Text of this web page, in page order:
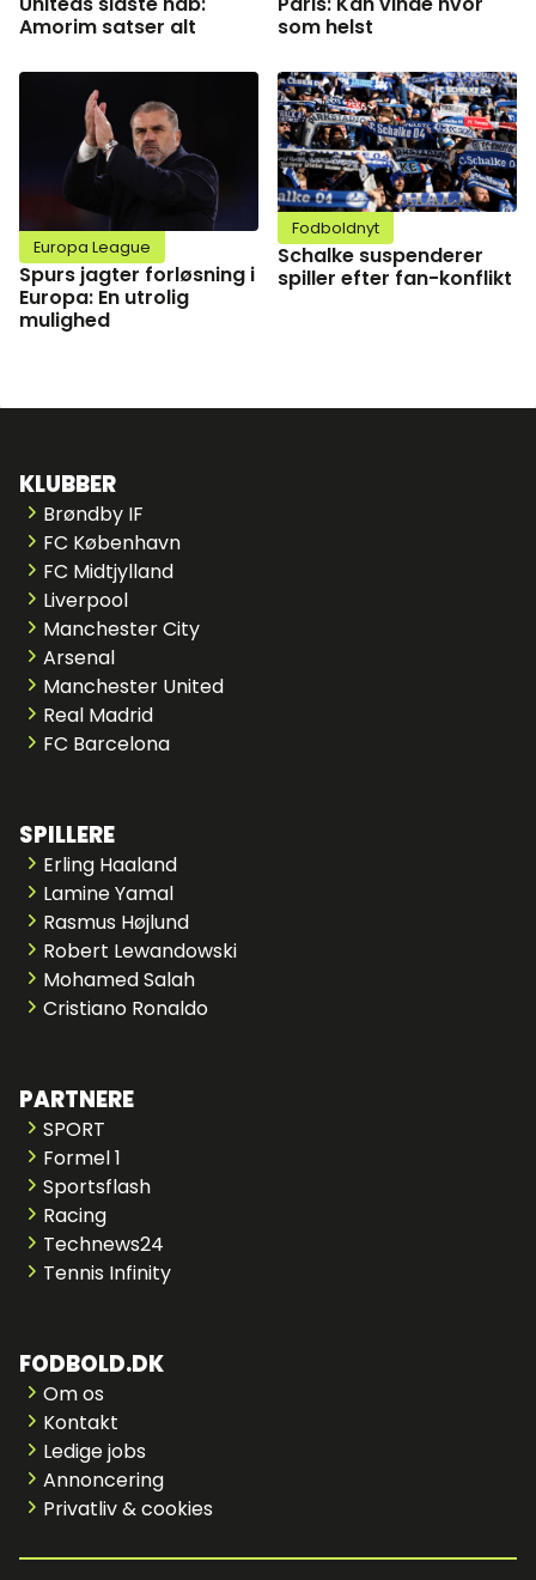
Amorim satser alt
som helst
Europa League
Spurs jagter forløsning i
Europa: En utrolig
mulighed
Fodboldnyt
Schalke suspenderer
spiller efter fan-konflikt
KLUBBER
Brøndby IF
FC København
FC Midtjylland
Liverpool
Manchester City
Arsenal
Manchester United
Real Madrid
FC Barcelona
SPILLERE
Erling Haaland
Lamine Yamal
Rasmus Højlund
Robert Lewandowski
Mohamed Salah
Cristiano Ronaldo
PARTNERE
SPORT
Formel 1
Sportsflash
Racing
Technews24
Tennis Infinity
FODBOLD.DK
Om os
Kontakt
Ledige jobs
Annoncering
Privatliv & cookies